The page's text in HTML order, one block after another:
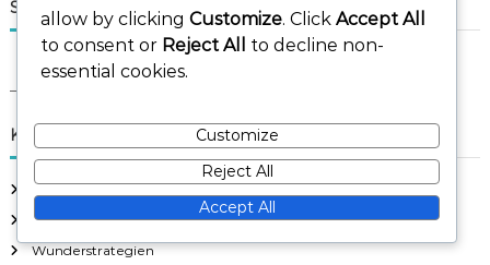
Suche
r
c
f
o
r
c
Kategorien
Erklärungen zu Erweiterungsmodulen
Kartenauswahl-Bäume
Wunderstrategien
allow by clicking Customize. Click Accept All
to consent or Reject All
to decline non-
essential cookies.
Customize
Reject All
Accept All